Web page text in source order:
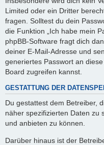
Limited oder ein Dritter
fragen. Solltest du dein
die Funktion „Ich habe mein
phpBB-Software fragt dich
deiner E-Mail-Adresse und
generiertes Passwort an
Board zugreifen kannst.
GESTATTUNG DER
Du gestattest dem Betreiber,
näher spezifizierten Daten zu
und anbieten zu können.
Darüber hinaus ist der